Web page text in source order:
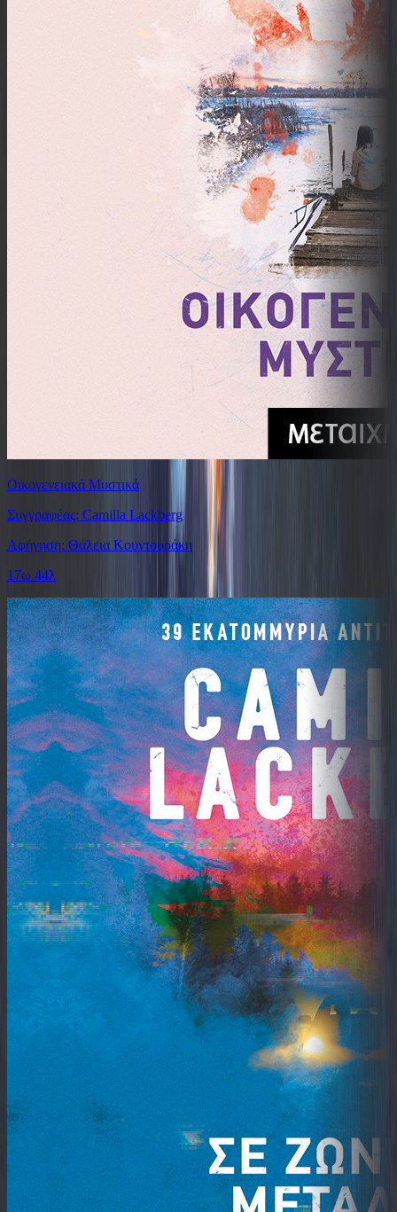
Οικογενειακά Μυστικά
Συγγραφέας: Camilla Lackberg
Αφήγηση: Θάλεια Κουντουράκη
17ω 44λ